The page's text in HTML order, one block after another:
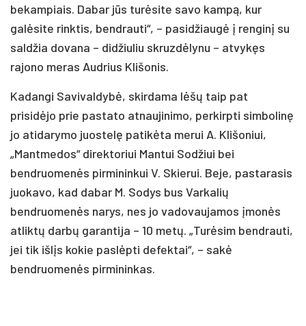
bekampiais. Dabar jūs turėsite savo kampą, kur
galėsite rinktis, bendrauti“, – pasidžiaugė į renginį su
saldžia dovana – didžiuliu skruzdėlynu – atvykęs
rajono meras Audrius Klišonis.
Kadangi Savivaldybė, skirdama lėšų taip pat
prisidėjo prie pastato atnaujinimo, perkirpti simbolinę
jo atidarymo juostelę patikėta merui A. Klišoniui,
„Mantmedos“ direktoriui Mantui Sodžiui bei
bendruomenės pirmininkui V. Skierui. Beje, pastarasis
juokavo, kad dabar M. Sodys bus Varkalių
bendruomenės narys, nes jo vadovaujamos įmonės
atliktų darbų garantija – 10 metų. „Turėsim bendrauti,
jei tik išlįs kokie paslėpti defektai“, – sakė
bendruomenės pirmininkas.